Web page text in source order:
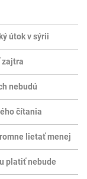
útok v sýrii
zajtra
nebudú
čítania
lietať menej
platiť nebude